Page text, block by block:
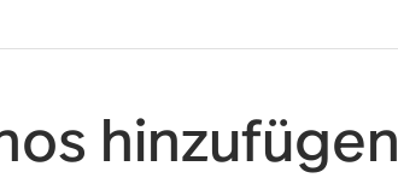
hinzufügen